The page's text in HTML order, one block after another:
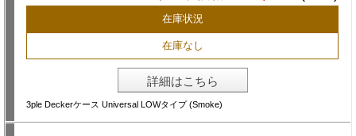
在庫状況
在庫なし
詳細はこちら
3ple Deckerケース Universal LOWタイプ (Smoke)